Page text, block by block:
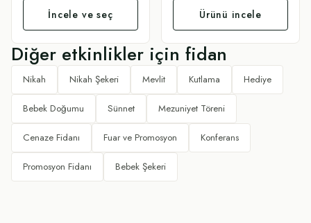
İncele ve seç Ürünü incele
Diğer etkinlikler için fidan
Nikah Nikah Şekeri Mevlit Kutlama Hediye
Bebek Doğumu Sünnet Mezuniyet Töreni
Cenaze Fidanı Fuar ve Promosyon Konferans
Promosyon Fidanı Bebek Şekeri